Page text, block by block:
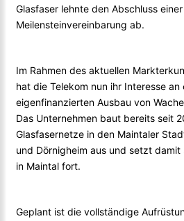
Glasfaser lehnte den Abschluss einer
Meilensteinvereinbarung ab.
Im Rahmen des aktuellen
hat die Telekom nun ihr Interesse an
eigenfinanzierten Ausbau von
Das Unternehmen baut bereits seit
Glasfasernetze in den Maintaler
und Dörnigheim aus und setzt damit
in Maintal fort.
Geplant ist die vollständige